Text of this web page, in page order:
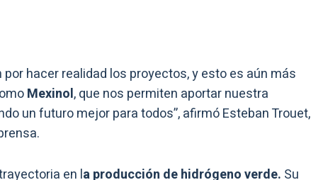
por hacer realidad los proyectos, y esto es aún más
Mexinol, que nos permiten aportar nuestra
un futuro mejor para todos”, afirmó Esteban Trouet,
en la producción de hidrógeno verde. Su